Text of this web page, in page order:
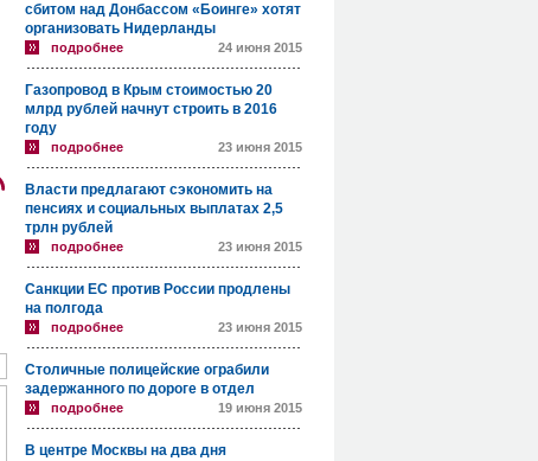
сбитом над Донбассом «Боинге» хотят
организовать Нидерланды
подробнее 24 июня 2015
Газопровод в Крым стоимостью 20
млрд рублей начнут строить в 2016
году
подробнее 23 июня 2015
Власти предлагают сэкономить на
пенсиях и социальных выплатах 2,5
трлн рублей
подробнее 23 июня 2015
Санкции ЕС против России продлены
на полгода
подробнее 23 июня 2015
Столичные полицейские ограбили
задержанного по дороге в отдел
подробнее 19 июня 2015
В центре Москвы на два дня